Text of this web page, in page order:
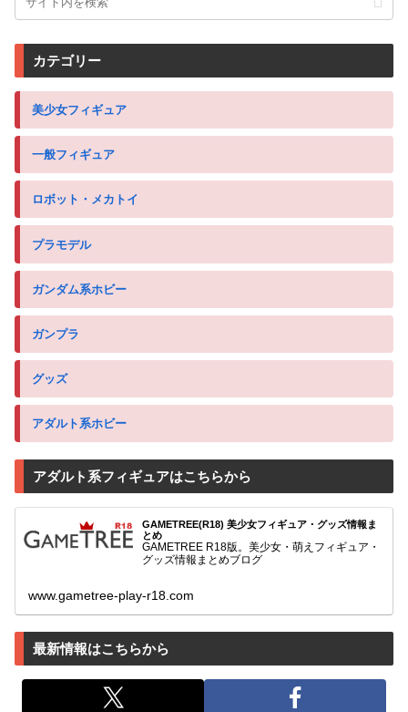
カテゴリー
美少女フィギュア
一般フィギュア
ロボット・メカトイ
プラモデル
ガンダム系ホビー
ガンプラ
グッズ
アダルト系ホビー
アダルト系フィギュアはこちらから
GAMETREE(R18) 美少女フィギュア・グッズ情報ま
とめ
GAMETREE R18版。美少女・萌えフィギュア・
グッズ情報まとめブログ
www.gametree-play-r18.com
最新情報はこちらから